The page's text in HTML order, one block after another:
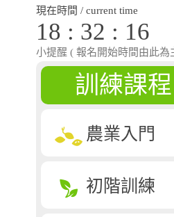
現在時間 / current time
18 : 32 : 17
小提醒 ( 報名開始時間由此為
訓練課程
農業入門
初階訓練